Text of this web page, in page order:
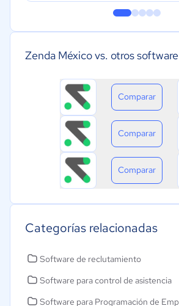
Zenda México vs. otros software
Comparar
Comparar
Comparar
Categorías relacionadas
Software de reclutamiento
Software para control de asistencia
Software para Programación de